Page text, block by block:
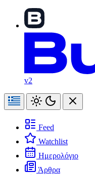
v2
Feed
Watchlist
Ημερολόγιο
Άρθρα